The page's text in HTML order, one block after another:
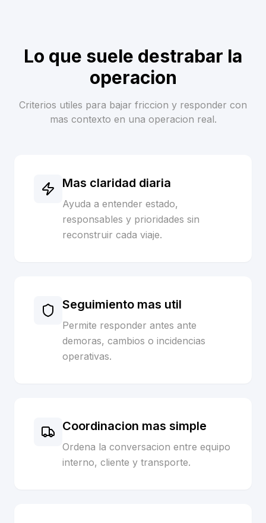
Lo que suele destrabar la
operacion
Criterios utiles para bajar friccion y responder con
mas contexto en una operacion real.
Mas claridad diaria
Ayuda a entender estado,
responsables y prioridades sin
reconstruir cada viaje.
Seguimiento mas util
Permite responder antes ante
demoras, cambios o incidencias
operativas.
Coordinacion mas simple
Ordena la conversacion entre equipo
interno, cliente y transporte.